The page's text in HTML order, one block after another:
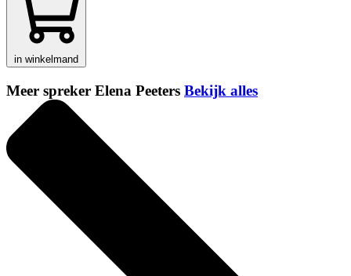
in winkelmand
Meer spreker Elena Peeters Bekijk alles